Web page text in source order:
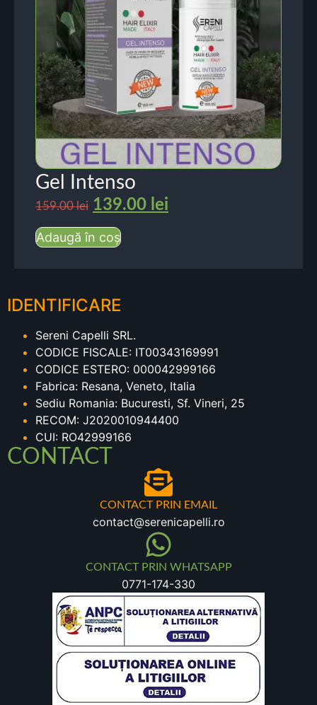
Gel Intenso
159.00lei 139.00 lei
Adaugă în coș
IDENTIFICARE
Sereni Capelli SRL.
CODICE FISCALE: IT00343169991
CODICE ESTERO: 000042999166
Fabrica: Resana, Veneto, Italia
Sediu Romania: Bucuresti, Sf. Vineri, 25
RECOM: J2020010944400
CUI: RO42999166
CONTACT
CONTACT PRIN EMAIL
contact@serenicapelli.ro
CONTACT PRIN WHATSAPP
0771-174-330